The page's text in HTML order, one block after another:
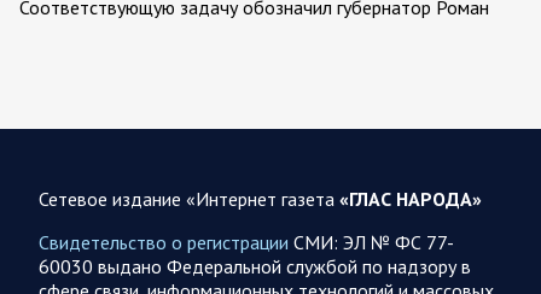
Соответствующую задачу обозначил губернатор Роман
На Кумысной поляне Саратове проводится
дератизация
Как сообщили в министерстве природных ресурсов и
экологии области, обработку территории отравляющим
Сетевое издание «Интернет газета «ГЛАС НАРОДА»
Свидетельство о регистрации СМИ: ЭЛ № ФС 77-
60030 выдано Федеральной службой по надзору в